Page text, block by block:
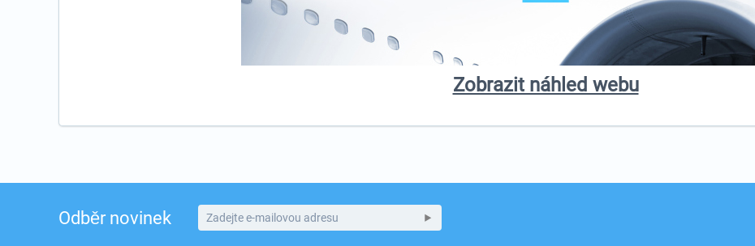
Zobrazit náhled webu
Odběr novinek